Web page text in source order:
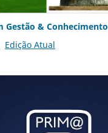
Gestão & Conhecimento
Edição Atual